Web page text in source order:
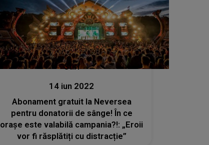
Stiri
14 iun 2022
Abonament gratuit la Neversea
pentru donatorii de sânge! În ce
orașe este valabilă campania?!: „Eroii
vor fi răsplătiți cu distracție”